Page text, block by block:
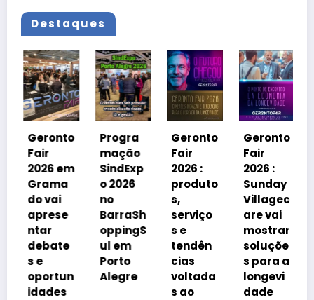
Destaques
Geronto
Fair
2026 em
Grama
do vai
aprese
ntar
debate
s e
oportun
idades
Progra
mação
SindExp
o 2026
no
BarraSh
oppingS
ul em
Porto
Alegre
Geronto
Fair
2026 :
produto
s,
serviço
s e
tendên
cias
voltada
s ao
Geronto
Fair
2026 :
Sunday
Villagec
are vai
mostrar
soluçõe
s para a
longevi
dade